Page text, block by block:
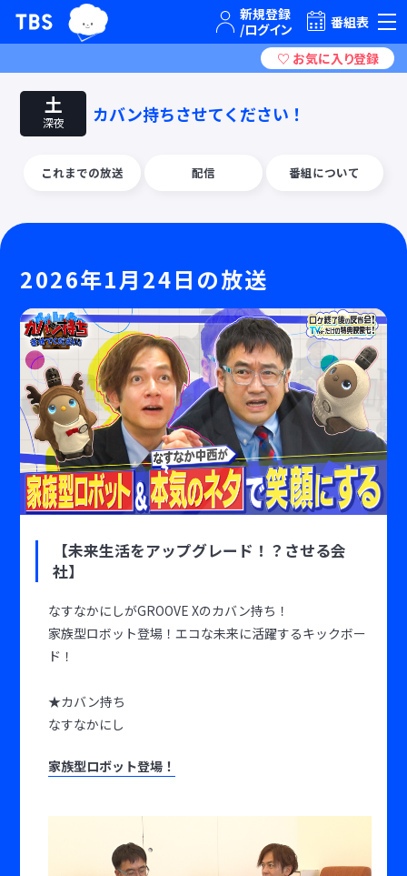
TBSテレビ｜ときめくときを。 番組表
土
深夜 カバン持ちさせてください！
これまでの放送 配信 番組について
2026年1月24日の放送
【未来生活をアップグレード！？させる会
社】
なすなかにしがGROOVE Xのカバン持ち！
家族型ロボット登場！エコな未来に活躍するキックボー
ド！
★カバン持ち
なすなかにし
家族型ロボット登場！